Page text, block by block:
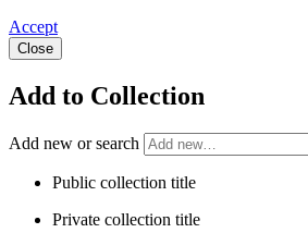
Accept
Close
Add to Collection
Add new or search
Public collection title
Private collection title